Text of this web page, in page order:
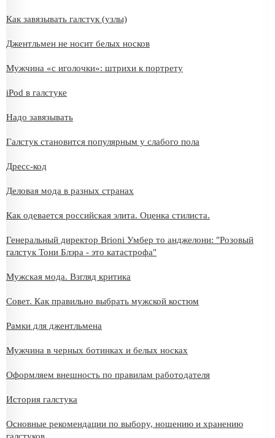
Как завязывать галстук (узлы)
Джентльмен не носит белых носков
Мужчина «с иголочки»: штрихи к портрету
iPod в галстуке
Надо завязывать
Галстук становится популярным у слабого пола
Дресс-код
Деловая мода в разных странах
Как одевается российская элита. Оценка стилиста.
Генеральный директор Brioni Умбер то анджелони: "Розовый
галстук Тони Блэра - это катастрофа"
Мужская мода. Взгляд критика
Совет. Как правильно выбрать мужской костюм
Рамки для джентльмена
Мужчина в черных ботинках и белых носках
Оформляем внешность по правилам работодателя
История галстука
Основные рекомендации по выбору, ношению и хранению